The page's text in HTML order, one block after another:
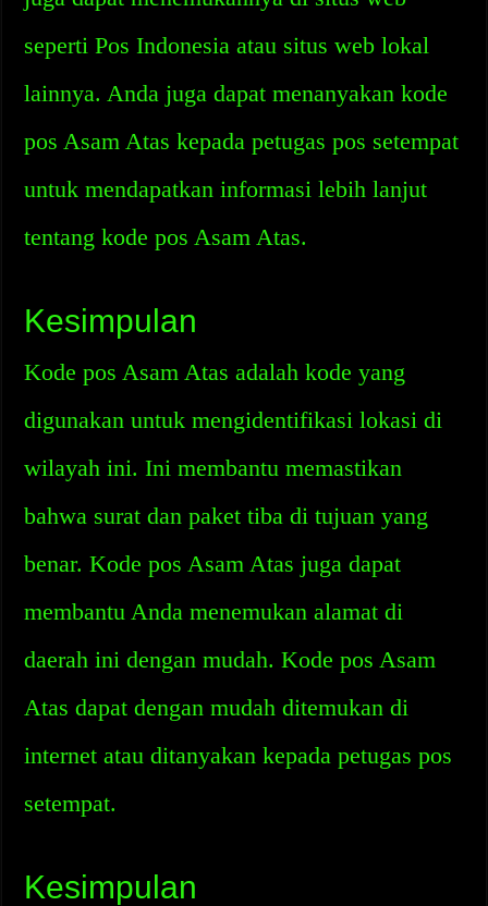
seperti Pos Indonesia atau situs web lokal
lainnya. Anda juga dapat menanyakan kode
pos Asam Atas kepada petugas pos setempat
untuk mendapatkan informasi lebih lanjut
tentang kode pos Asam Atas.
Kesimpulan
Kode pos Asam Atas adalah kode yang
digunakan untuk mengidentifikasi lokasi di
wilayah ini. Ini membantu memastikan
bahwa surat dan paket tiba di tujuan yang
benar. Kode pos Asam Atas juga dapat
membantu Anda menemukan alamat di
daerah ini dengan mudah. Kode pos Asam
Atas dapat dengan mudah ditemukan di
internet atau ditanyakan kepada petugas pos
setempat.
Kesimpulan